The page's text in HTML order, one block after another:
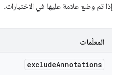
إذا تم وضع علامة عليها في الاختبارات.
المعلَمات
excludeAnnotations